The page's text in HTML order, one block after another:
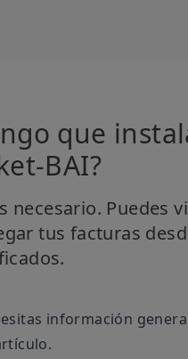
que
BAI?
necesario. Puedes
tus facturas
información
.